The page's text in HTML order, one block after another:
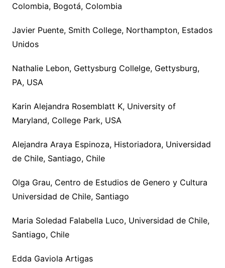
Colombia, Bogotá, Colombia
Javier Puente, Smith College, Northampton, Estados
Unidos
Nathalie Lebon, Gettysburg Collelge, Gettysburg,
PA, USA
Karin Alejandra Rosemblatt K, University of
Maryland, College Park, USA
Alejandra Araya Espinoza, Historiadora, Universidad
de Chile, Santiago, Chile
Olga Grau, Centro de Estudios de Genero y Cultura
Universidad de Chile, Santiago
Maria Soledad Falabella Luco, Universidad de Chile,
Santiago, Chile
Edda Gaviola Artigas